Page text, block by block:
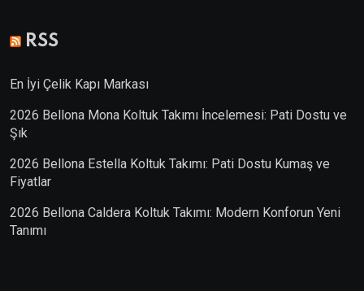
RSS
En İyi Çelik Kapı Markası
2026 Bellona Mona Koltuk Takımı İncelemesi: Pati Dostu ve
Şık
2026 Bellona Estella Koltuk Takımı: Pati Dostu Kumaş ve
Fiyatlar
2026 Bellona Caldera Koltuk Takımı: Modern Konforun Yeni
Tanımı